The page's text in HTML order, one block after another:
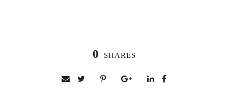
0 SHARES